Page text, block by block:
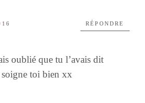
oublié que tu l’avais dit
toi bien xx
RÉPONDRE